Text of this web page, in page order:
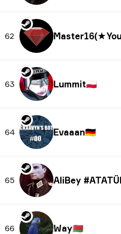
62
63 Lummit🇵🇱
64 Evaaan🇩🇪
65 AliBey
66 Way🇧🇾